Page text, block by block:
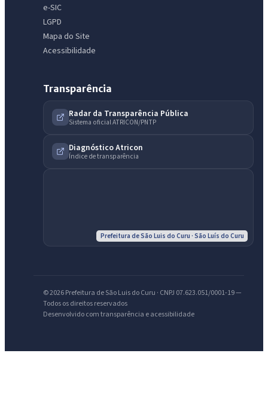
e-SIC
LGPD
Mapa do Site
Acessibilidade
Transparência
Radar da Transparência Pública
Sistema oficial ATRICON/PNTP
Diagnóstico Atricon
Índice de transparência
Prefeitura de São Luis do Curu · São Luís do Curu
© 2026 Prefeitura de São Luis do Curu · CNPJ 07.623.051/0001-19 —
Todos os direitos reservados
Desenvolvido com transparência e acessibilidade
IntGest AI
Olá. Pergunte sobre serviços, notícias, legislação, Diário Oficial,
licitações, estrutura ou transparência do município.